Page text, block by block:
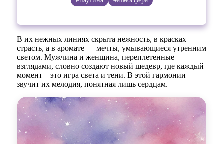
В их нежных линиях скрыта нежность, в красках —
страсть, а в аромате — мечты, умывающиеся утренним
светом. Мужчина и женщина, переплетенные
взглядами, словно создают новый шедевр, где каждый
момент – это игра света и тени. В этой гармонии
звучит их мелодия, понятная лишь сердцам.